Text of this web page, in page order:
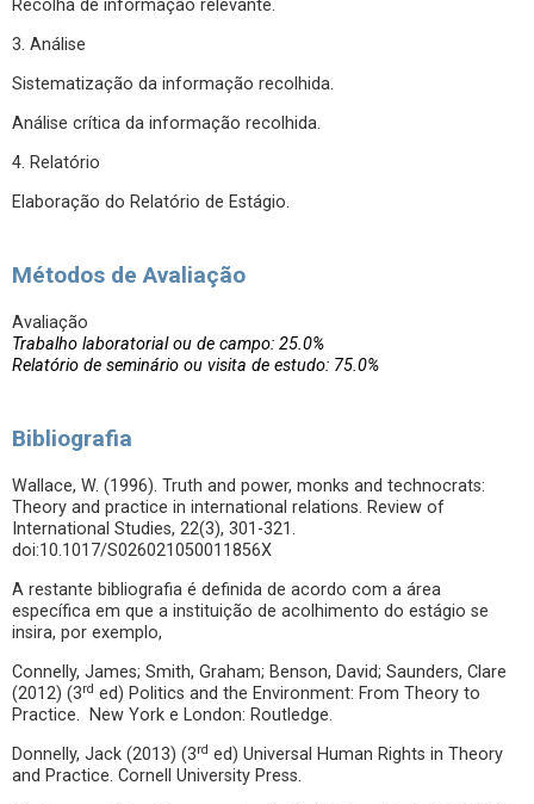
Recolha de informação relevante.
3. Análise
Sistematização da informação recolhida.
Análise crítica da informação recolhida.
4. Relatório
Elaboração do Relatório de Estágio.
Métodos de Avaliação
Avaliação
Trabalho laboratorial ou de campo: 25.0%
Relatório de seminário ou visita de estudo: 75.0%
Bibliografia
Wallace, W. (1996). Truth and power, monks and technocrats:
Theory and practice in international relations. Review of
International Studies, 22(3), 301-321.
doi:10.1017/S026021050011856X
A restante bibliografia é definida de acordo com a área
específica em que a instituição de acolhimento do estágio se
insira, por exemplo,
Connelly, James; Smith, Graham; Benson, David; Saunders, Clare
(2012) (3rd ed) Politics and the Environment: From Theory to
Practice. New York e London: Routledge.
Donnelly, Jack (2013) (3rd ed) Universal Human Rights in Theory
and Practice. Cornell University Press.